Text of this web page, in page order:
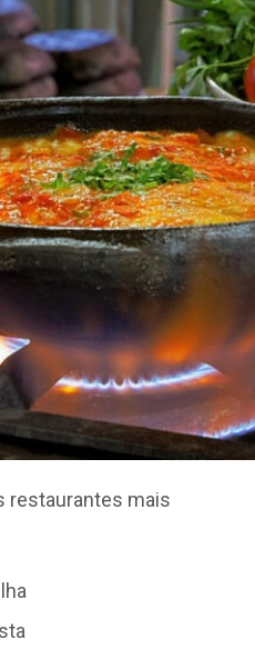
restaurantes mais